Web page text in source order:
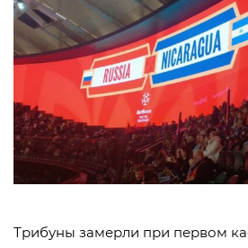
Трибуны замерли при первом